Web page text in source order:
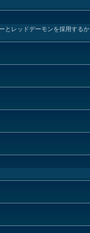
とレッドデーモンを採用するか